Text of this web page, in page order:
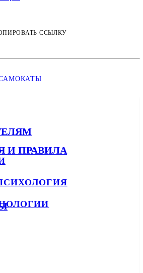
ССЫЛКУ
И ПРАВИЛА